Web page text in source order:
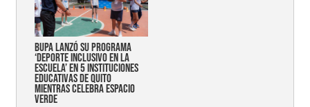
Bupa lanzó su programa
‘Deporte Inclusivo en la
Escuela’ en 5 instituciones
educativas de Quito
mientras celebra espacio
verde